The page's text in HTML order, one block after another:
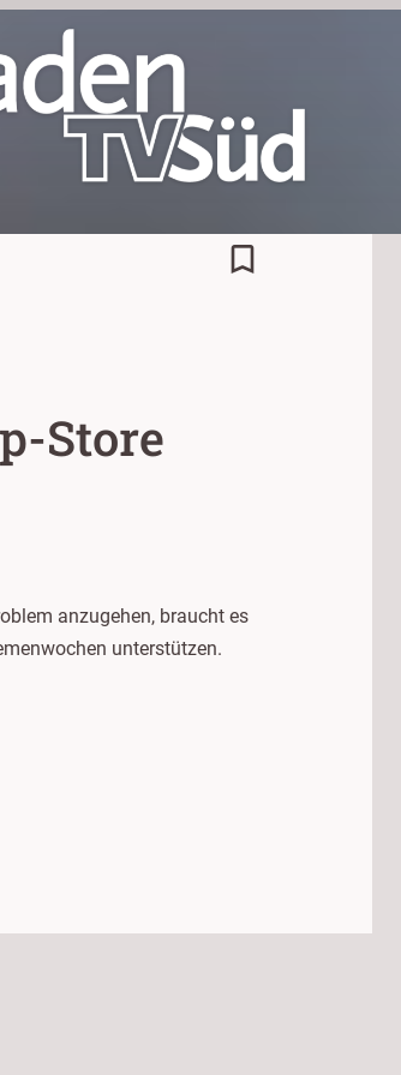
bookmark_border
Store
anzugehen, braucht es
unterstützen.